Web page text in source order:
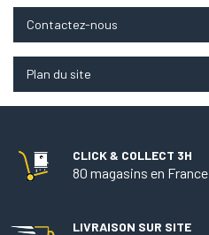
Contactez-nous
Plan du site
CLICK & COLLECT 3H
80 magasins en France
LIVRAISON SUR SITE